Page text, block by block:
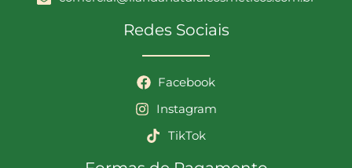
Redes Sociais
Facebook
Instagram
TikTok